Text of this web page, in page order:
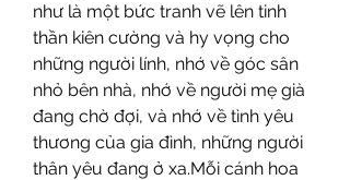
như là một bức tranh vẽ lên tinh
thần kiên cường và hy vọng cho
những người lính, nhớ về góc sân
nhỏ bên nhà, nhớ về người mẹ già
đang chờ đợi, và nhớ về tình yêu
thương của gia đình, những người
thân yêu đang ở xa.Mỗi cánh hoa